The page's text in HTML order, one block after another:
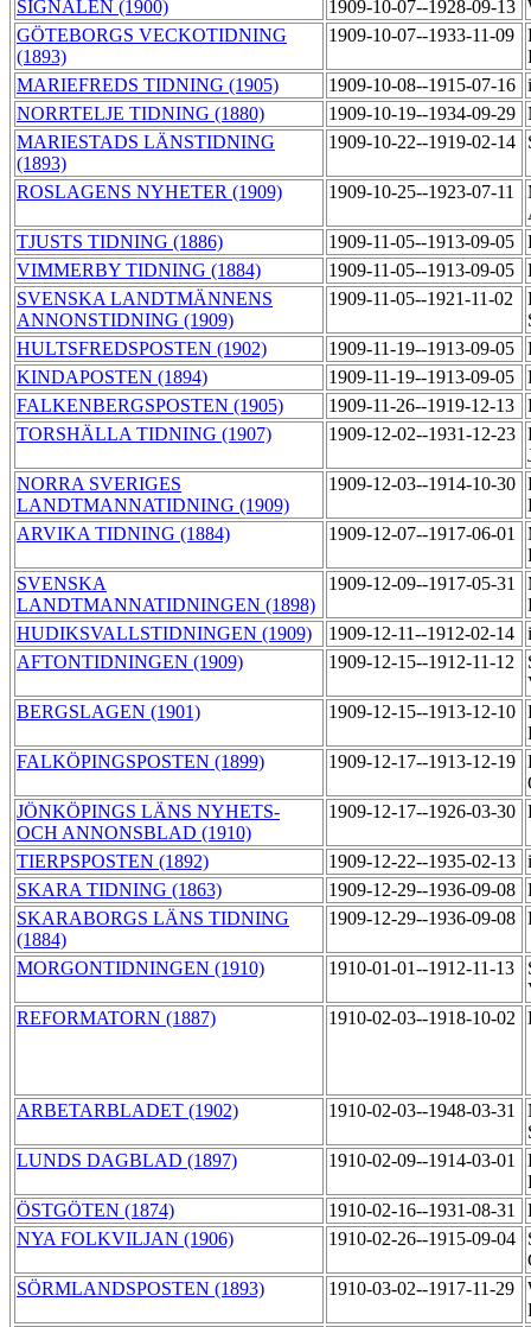
SIGNALEN (1900) 1909-10-07--1928-09-13
GÖTEBORGS VECKOTIDNING
(1893)
1909-10-07--1933-11-09
MARIEFREDS TIDNING (1905)
1909-10-08--1915-07-16
NORRTELJE TIDNING (1880)
1909-10-19--1934-09-29
MARIESTADS LÄNSTIDNING
(1893)
1909-10-22--1919-02-14
ROSLAGENS NYHETER (1909) 1909-10-25--1923-07-11
TJUSTS TIDNING (1886)
1909-11-05--1913-09-05
VIMMERBY TIDNING (1884)
1909-11-05--1913-09-05
SVENSKA LANDTMÄNNENS
ANNONSTIDNING (1909)
1909-11-05--1921-11-02
HULTSFREDSPOSTEN (1902)
1909-11-19--1913-09-05
KINDAPOSTEN (1894)
1909-11-19--1913-09-05
FALKENBERGSPOSTEN (1905)
1909-11-26--1919-12-13
TORSHÄLLA TIDNING (1907)
1909-12-02--1931-12-23
NORRA SVERIGES
LANDTMANNATIDNING (1909)
1909-12-03--1914-10-30
ARVIKA TIDNING (1884)
1909-12-07--1917-06-01
SVENSKA
LANDTMANNATIDNINGEN (1898)
1909-12-09--1917-05-31
HUDIKSVALLSTIDNINGEN (1909)
1909-12-11--1912-02-14
AFTONTIDNINGEN (1909)
1909-12-15--1912-11-12
BERGSLAGEN (1901)
1909-12-15--1913-12-10
FALKÖPINGSPOSTEN (1899)
1909-12-17--1913-12-19
JÖNKÖPINGS LÄNS NYHETS-
OCH ANNONSBLAD (1910)
1909-12-17--1926-03-30
TIERPSPOSTEN (1892) 1909-12-22--1935-02-13
SKARA TIDNING (1863)
1909-12-29--1936-09-08
SKARABORGS LÄNS TIDNING
(1884)
1909-12-29--1936-09-08
MORGONTIDNINGEN (1910) 1910-01-01--1912-11-13
REFORMATORN (1887)
1910-02-03--1918-10-02
ARBETARBLADET (1902) 1910-02-03--1948-03-31
LUNDS DAGBLAD (1897)
1910-02-09--1914-03-01
ÖSTGÖTEN (1874)
1910-02-16--1931-08-31
NYA FOLKVILJAN (1906)
1910-02-26--1915-09-04
SÖRMLANDSPOSTEN (1893)
1910-03-02--1917-11-29